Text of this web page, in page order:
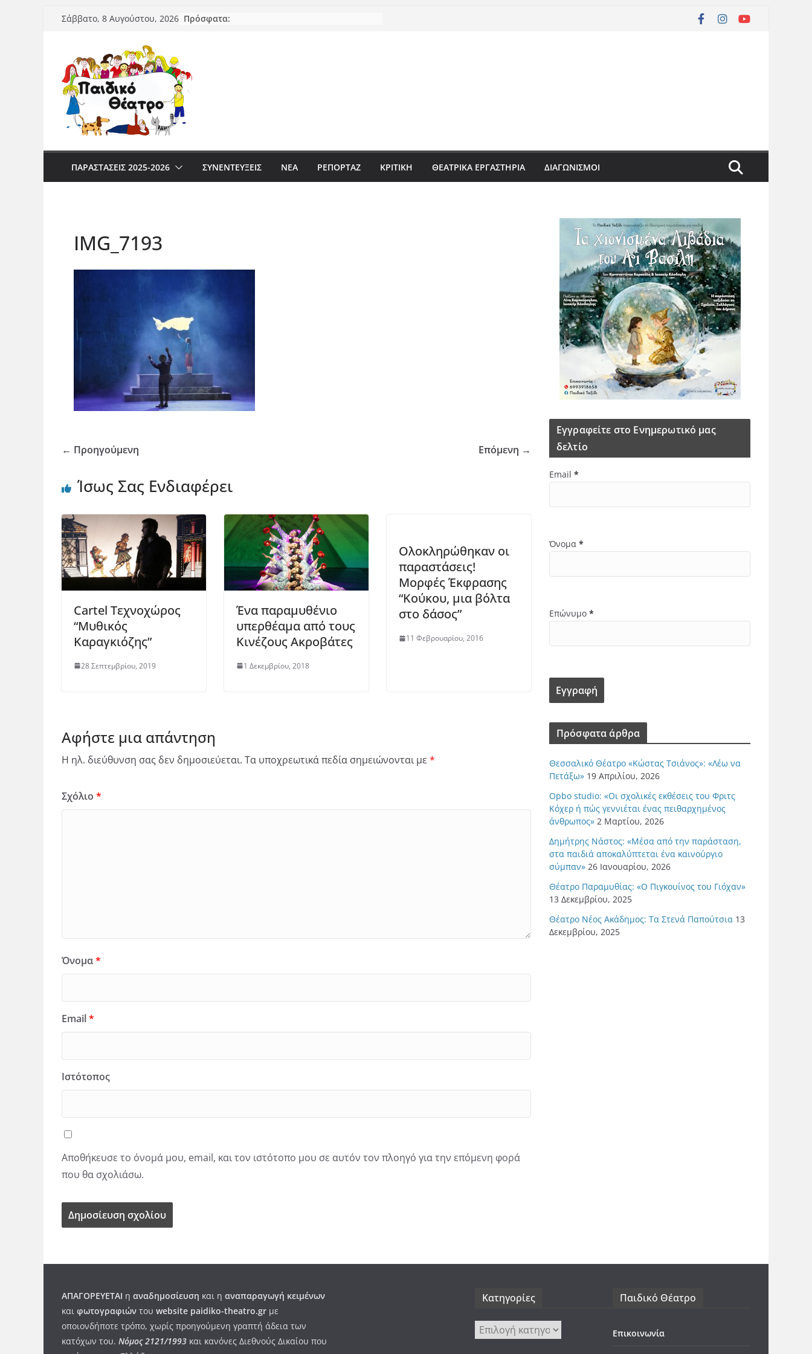
Μετάβαση
Σάββατο, 8 Αυγούστου, 2026 Πρόσφατα:
ΠΑΡΑΣΤΆΣΕΙΣ 2025-2026 ΣΥΝΕΝΤΕΥΞΕΙΣ ΝΈΑ ΡΕΠΟΡΤΆΖ ΚΡΙΤΙΚΗ ΘΕΑΤΡΙΚΑ ΕΡΓΑΣΤΗΡΙΑ ΔΙΑΓΩΝΙΣΜΟΙ
IMG_7193
← Προηγούμενη Επόμενη →
Ίσως Σας Ενδιαφέρει
Cartel Τεχνοχώρος
“Μυθικός
Καραγκιόζης”
28 Σεπτεμβρίου, 2019
Ένα παραμυθένιο
υπερθέαμα από τους
Κινέζους Ακροβάτες
1 Δεκεμβρίου, 2018
Ολοκληρώθηκαν οι
παραστάσεις!
Μορφές Έκφρασης
“Κούκου, μια βόλτα
στο δάσος”
11 Φεβρουαρίου, 2016
Αφήστε μια απάντηση
Η ηλ. διεύθυνση σας δεν δημοσιεύεται. Τα υποχρεωτικά πεδία σημειώνονται με *
Σχόλιο *
Όνομα*
Email*
Ιστότοπος
Αποθήκευσε το όνομά μου, email, και τον ιστότοπο μου σε αυτόν τον πλοηγό για την επόμενη φορά
που θα σχολιάσω.
Εγγραφείτε στο Ενημερωτικό μας
δελτίο
Email *
Όνομα *
Επώνυμο *
Πρόσφατα άρθρα
Θεσσαλικό Θέατρο «Κώστας Τσιάνος»: «Λέω να
Πετάξω» 19 Απριλίου, 2026
Opbo studio: «Οι σχολικές εκθέσεις του Φριτς
Κόχερ ή πώς γεννιέται ένας πειθαρχημένος
άνθρωπος» 2 Μαρτίου, 2026
Δημήτρης Νάστος: «Μέσα από την παράσταση,
στα παιδιά αποκαλύπτεται ένα καινούργιο
σύμπαν» 26 Ιανουαρίου, 2026
Θέατρο Παραμυθίας: «Ο Πιγκουίνος του Γιόχαν»
13 Δεκεμβρίου, 2025
Θέατρο Νέος Ακάδημος: Τα Στενά Παπούτσια 13
Δεκεμβρίου, 2025
ΑΠΑΓΟΡΕΥΕΤΑΙ η αναδημοσίευση και η αναπαραγωγή κειμένων
και φωτογραφιών του website paidiko-theatro.gr με
οποιονδήποτε τρόπο, χωρίς προηγούμενη γραπτή άδεια των
κατόχων του. Νόμος 2121/1993 και κανόνες Διεθνούς Δικαίου που
Kατηγορίες
Kατηγορίες
Παιδικό Θέατρο
Επικοινωνία